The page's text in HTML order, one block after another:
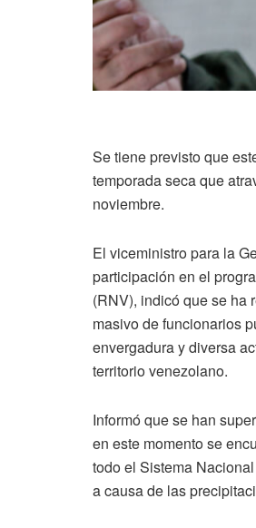
Se tiene previsto que
temporada seca que
noviembre.
El viceministro para la
participación en el
(RNV), indicó que se ha
masivo de funcionarios
envergadura y diversa
territorio venezolano.
Informó que se han
en este momento se
todo el Sistema
a causa de las